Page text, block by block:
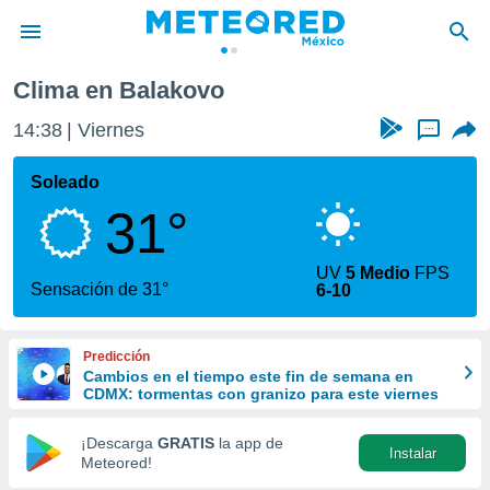
de
ha sido
calidad.
a este
las
y
forma
digital
basada
Clima en Balakovo
14:38 Viernes ...
Soleado
31°
Sensación de 31°
UV5 Medio FPS
6-10
Predicción
Cambios en el tiempo este fin de semana en
CDMX: tormentas con granizo para este viernes
¡Descarga GRATIS la app de
Meteored!
Instalar